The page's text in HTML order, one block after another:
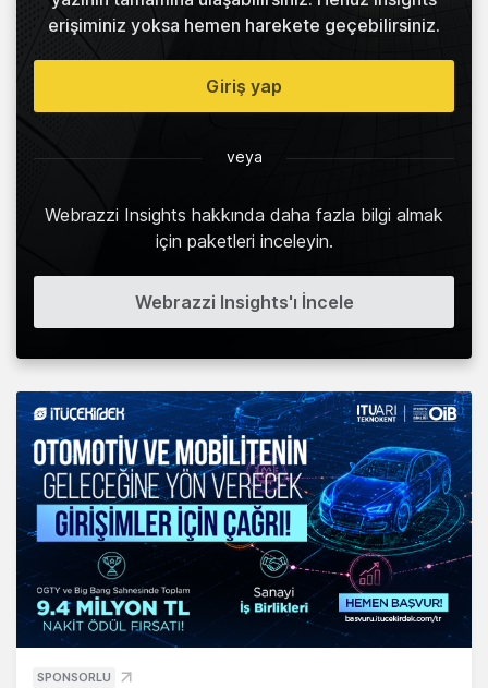
erişiminiz yoksa hemen harekete geçebilirsiniz.
Giriş yap
veya
Webrazzi Insights hakkında daha fazla bilgi almak
için paketleri inceleyin.
Webrazzi Insights'ı İncele
SPONSORLU